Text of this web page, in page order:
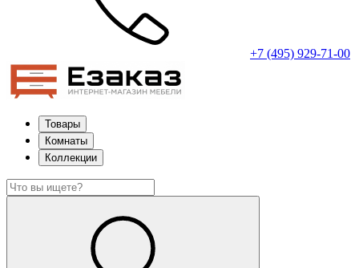
+7 (495) 929-71-00
Товары
Комнаты
Коллекции